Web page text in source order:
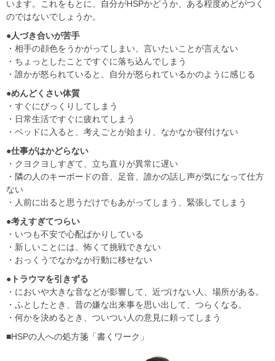
います。これをもとに、自分がHSPかどうか、ある程度めどがつく
のではないでしょうか。
●人づき合いが苦手
・相手の顔色をうかがってしまい、言いたいことが言えない
・ちょっとしたことですぐに落ち込んでしまう
・誰かが怒られていると、自分が怒られているかのように感じる
●めんどくさい体質
・すぐにびっくりしてしまう
・日常生活ですぐに疲れてしまう
・ベッドに入ると、考えごとが始まり、なかなか寝付けない
●仕事がはかどらない
・クヨクヨしすぎて、立ち直りが異常に遅い
・隣の人のキーボードの音、足音、誰かの話し声が気になって仕方
ない
・人前に出ると思うだけでもあがってしまう、緊張してしまう
●考えすぎてつらい
・いつも不安で心配ばかりしている
・新しいことには、怖くて挑戦できない
・おっくうでなかなか行動に移せない
●トラウマを引きずる
・においや大きな音などが影響して、近づけない人、場所がある。
・ふとしたとき、昔の嫌な出来事を思い出して、つらくなる。
・何かを決めるとき、ついつい人の意見に頼ってしまう
■HSPの人への処方箋「書くワーク」